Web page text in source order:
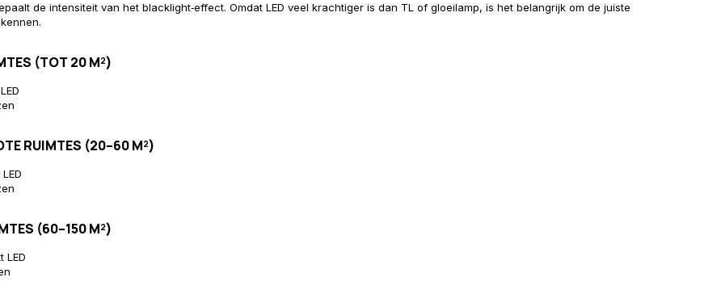
de intensiteit van het blacklight‑effect. Omdat LED veel krachtiger is dan TL of gloeilamp, is het belangrijk om de juiste
(TOT 20 M²)
RUIMTES (20–60 M²)
(60–150 M²)
LED